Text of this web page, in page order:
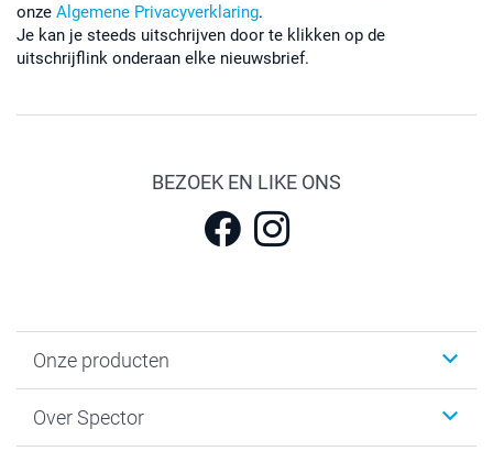
onze Algemene Privacyverklaring.
Je kan je steeds uitschrijven door te klikken op de
uitschrijflink onderaan elke nieuwsbrief.
BEZOEK EN LIKE ONS
Onze producten
Kaartjes
Over Spector